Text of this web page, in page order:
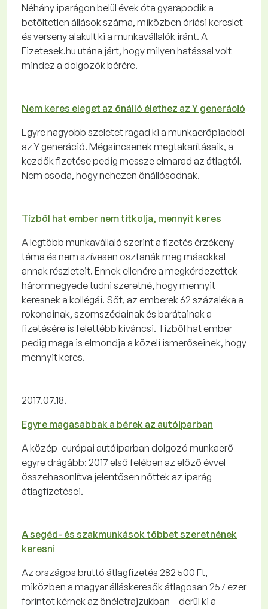
Néhány iparágon belül évek óta gyarapodik a
betöltetlen állások száma, miközben óriási kereslet
és verseny alakult ki a munkavállalók iránt. A
Fizetesek.hu utána járt, hogy milyen hatással volt
mindez a dolgozók bérére.
Nem keres eleget az önálló élethez az Y generáció
Egyre nagyobb szeletet ragad ki a munkaerőpiacból
az Y generáció. Mégsincsenek megtakarításaik, a
kezdők fizetése pedig messze elmarad az átlagtól.
Nem csoda, hogy nehezen önállósodnak.
Tízből hat ember nem titkolja, mennyit keres
A legtöbb munkavállaló szerint a fizetés érzékeny
téma és nem szívesen osztanák meg másokkal
annak részleteit. Ennek ellenére a megkérdezettek
háromnegyede tudni szeretné, hogy mennyit
keresnek a kollégái. Sőt, az emberek 62 százaléka a
rokonainak, szomszédainak és barátainak a
fizetésére is felettébb kiváncsi. Tízből hat ember
pedig maga is elmondja a közeli ismerőseinek, hogy
mennyit keres.
2017.07.18.
Egyre magasabbak a bérek az autóiparban
A közép-európai autóiparban dolgozó munkaerő
egyre drágább: 2017 első felében az előző évvel
összehasonlítva jelentősen nőttek az iparág
átlagfizetései.
A segéd- és szakmunkások többet szeretnének
keresni
Az országos bruttó átlagfizetés 282 500 Ft,
miközben a magyar álláskeresők átlagosan 257 ezer
forintot kérnek az önéletrajzukban – derül ki a